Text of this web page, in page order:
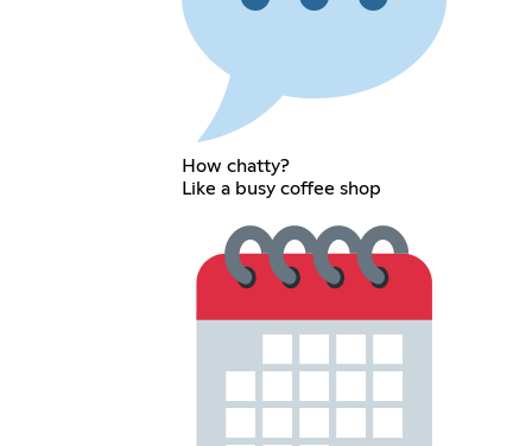
How chatty?
Like a busy coffee shop